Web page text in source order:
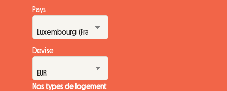
Pays
Devise
Nos types de logement